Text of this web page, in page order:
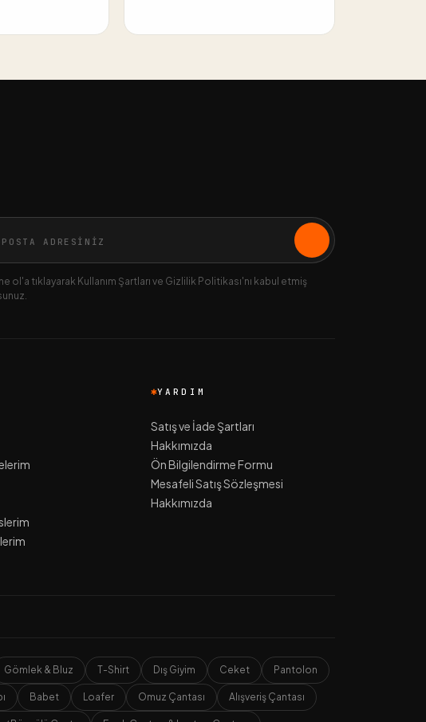
ol'a tıklayarak Kullanım Şartları ve Gizlilik Politikası'nı kabul etmiş
YARDIM
Satış ve İade Şartları
Hakkımızda
Ön Bilgilendirme Formu
Mesafeli Satış Sözleşmesi
Hakkımızda
Gömlek & Bluz T-Shirt Dış Giyim Ceket Pantolon
Babet Loafer Omuz Çantası Alışveriş Çantası